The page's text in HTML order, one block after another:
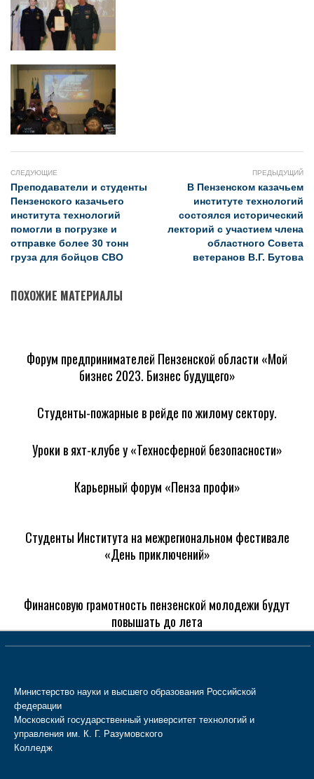
СЛЕДУЮЩИЕ
Преподаватели и студенты
Пензенского казачьего
института технологий
помогли в погрузке и
отправке более 30 тонн
груза для бойцов СВО
ПРЕДЫДУЩИЙ
В Пензенском казачьем
институте технологий
состоялся исторический
лекторий с участием члена
областного Совета
ветеранов В.Г. Бутова
ПОХОЖИЕ МАТЕРИАЛЫ
Форум предпринимателей Пензенской области «Мой
бизнес 2023. Бизнес будущего»
Студенты-пожарные в рейде по жилому сектору.
Уроки в яхт-клубе у «Техносферной безопасности»
Карьерный форум «Пенза профи»
Студенты Института на межрегиональном фестивале
«День приключений»
Финансовую грамотность пензенской молодежи будут
повышать до лета
Министерство науки и высшего образования Российской
федерации
Московский государственный университет технологий и
управления им. К. Г. Разумовского
Колледж